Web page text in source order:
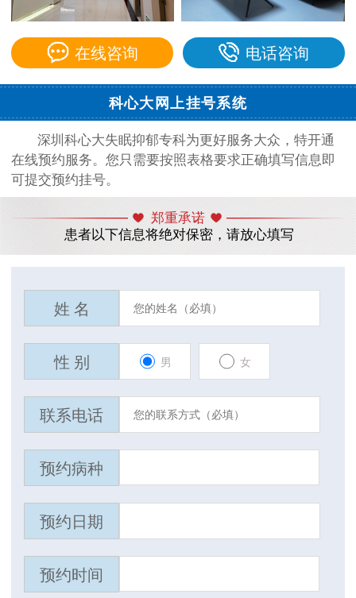
在线咨询 电话咨询
科心大网上挂号系统
深圳科心大失眠抑郁专科为更好服务大众，特开通
在线预约服务。您只需要按照表格要求正确填写信息即
可提交预约挂号。
郑重承诺
患者以下信息将绝对保密，请放心填写
姓 名
性 别 男 女
联系电话
预约病种
预约日期
预约时间